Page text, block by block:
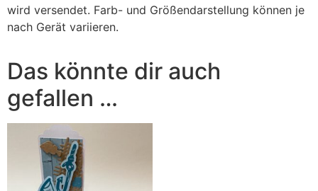
wird versendet. Farb- und Größendarstellung können je
nach Gerät variieren.
Das könnte dir auch
gefallen …